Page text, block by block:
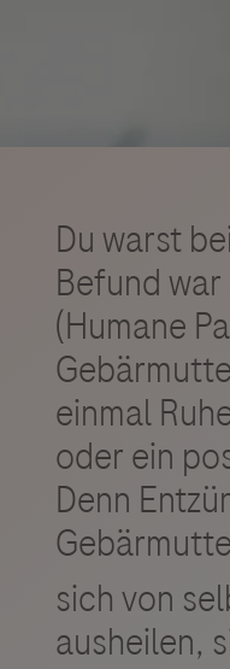
Du warst
Befund
(Humane
einmal
oder ein
Denn
sich von
ausheilen,